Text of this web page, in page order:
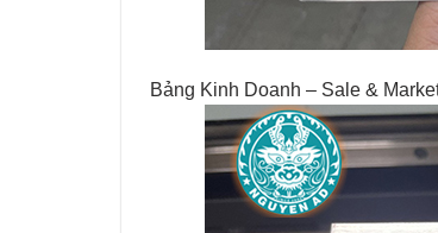
Bảng Kinh Doanh – Sale &